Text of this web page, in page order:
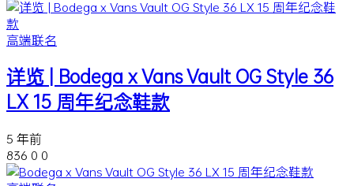
高端联名
详览 | Bodega x Vans Vault OG Style 36
LX 15 周年纪念鞋款
5 年前
836 0 0